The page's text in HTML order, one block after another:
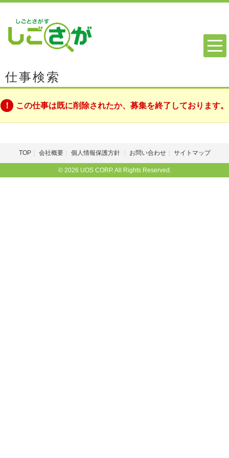
仕事検索
この仕事は既に削除されたか、募集を終了しております。
TOP 会社概要 個人情報保護方針 お問い合わせ サイトマップ
© 2026 UOS CORP. All Rights Reserved.